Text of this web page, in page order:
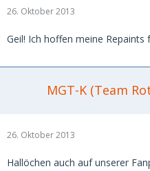
26. Oktober 2013
Geil! Ich hoffen meine Repaints
MGT-K (Team
26. Oktober 2013
Hallöchen auch auf unserer